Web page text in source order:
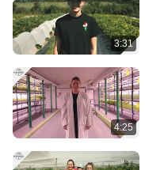
3:31
4:25